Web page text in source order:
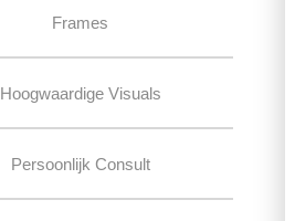
Frames
Hoogwaardige Visuals
Persoonlijk Consult